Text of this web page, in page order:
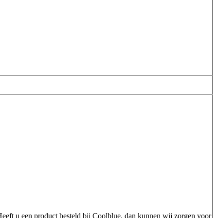
u een product besteld bij Coolblue, dan kunnen wij zorgen voor